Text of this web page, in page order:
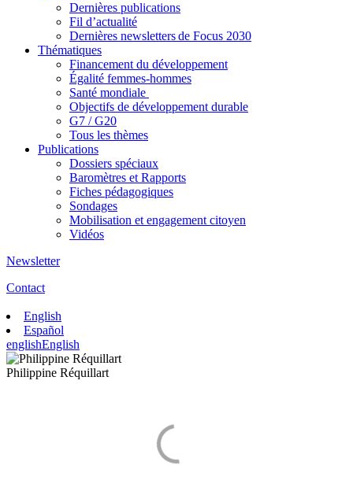
Dernières publications
Fil d’actualité
Dernières newsletters de Focus 2030
Thématiques
Financement du développement
Égalité femmes-hommes
Santé mondiale
Objectifs de développement durable
G7 / G20
Tous les thèmes
Publications
Dossiers spéciaux
Baromètres et Rapports
Fiches pédagogiques
Sondages
Mobilisation et engagement citoyen
Vidéos
Newsletter
Contact
English
Español
englishEnglish
Philippine Réquillart